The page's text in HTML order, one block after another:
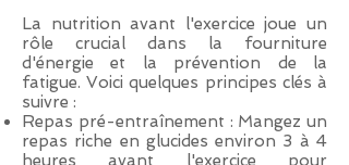
La nutrition avant l'exercice joue un
rôle crucial dans la fourniture
d'énergie et la prévention de la
fatigue. Voici quelques principes clés à
suivre :
Repas pré-entraînement : Mangez un
repas riche en glucides environ 3 à 4
heures avant l'exercice pour